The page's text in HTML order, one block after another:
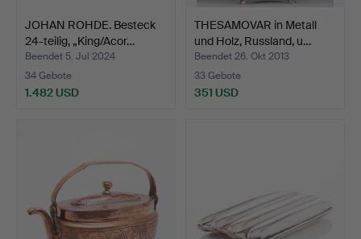
JOHAN ROHDE. Besteck
24-teilig, „King/Acor…
Beendet 5. Jul 2024
34 Gebote
1.482 USD
THESAMOVAR in Metall
und Holz, Russland, u…
Beendet 26. Okt 2013
33 Gebote
351 USD